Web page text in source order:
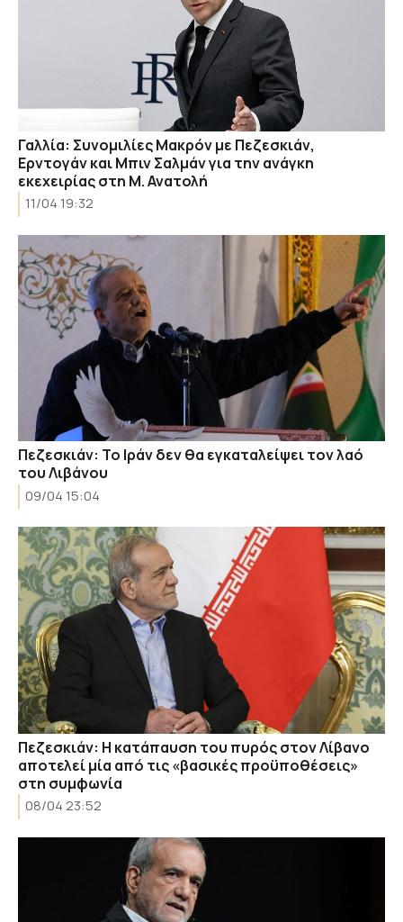
Γαλλία: Συνομιλίες Μακρόν με Πεζεσκιάν,
Ερντογάν και Μπιν Σαλμάν για την ανάγκη
εκεχειρίας στη Μ. Ανατολή
11/04 19:32
Πεζεσκιάν: Το Ιράν δεν θα εγκαταλείψει τον λαό
του Λιβάνου
09/04 15:04
Πεζεσκιάν: Η κατάπαυση του πυρός στον Λίβανο
αποτελεί μία από τις «βασικές προϋποθέσεις»
στη συμφωνία
08/04 23:52